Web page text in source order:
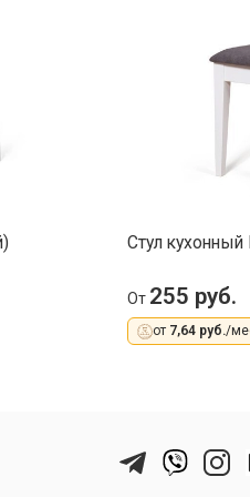
Стул
От 255 руб.
от 7,64 руб./